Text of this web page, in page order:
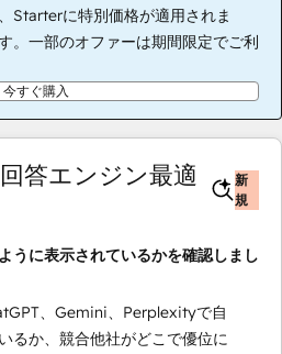
Starterに特別価格が適用されま
。一部のオファーは期間限定でご利
今すぐ購入
答エンジン最適
新
規
うに表示されているかを確認しまし
、Gemini、Perplexityで自
るか、競合他社がどこで優位に